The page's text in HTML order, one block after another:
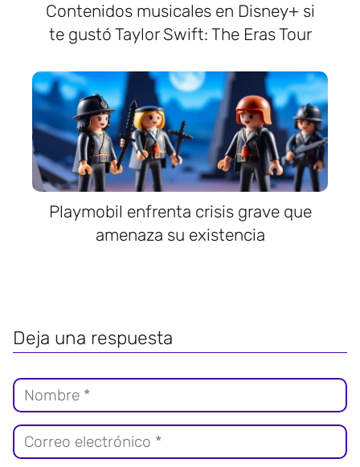
Contenidos musicales en Disney+ si
te gustó Taylor Swift: The Eras Tour
Playmobil enfrenta crisis grave que
amenaza su existencia
Deja una respuesta